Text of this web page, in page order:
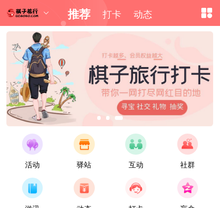
推荐 打卡 动态
活动 驿站 互动 社群
